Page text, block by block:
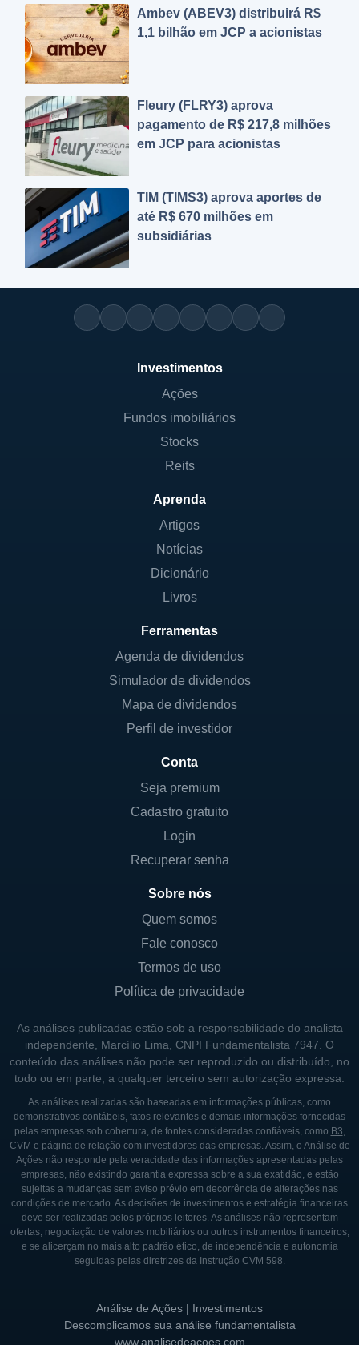
Ambev (ABEV3) distribuirá R$
1,1 bilhão em JCP a acionistas
Fleury (FLRY3) aprova
pagamento de R$ 217,8 milhões
em JCP para acionistas
TIM (TIMS3) aprova aportes de
até R$ 670 milhões em
subsidiárias
Investimentos
Ações
Fundos imobiliários
Stocks
Reits
Aprenda
Artigos
Notícias
Dicionário
Livros
Ferramentas
Agenda de dividendos
Simulador de dividendos
Mapa de dividendos
Perfil de investidor
Conta
Seja premium
Cadastro gratuito
Login
Recuperar senha
Sobre nós
Quem somos
Fale conosco
Termos de uso
Política de privacidade
As análises publicadas estão sob a responsabilidade do analista
independente, Marcílio Lima, CNPI Fundamentalista 7947. O
conteúdo das análises não pode ser reproduzido ou distribuído, no
todo ou em parte, a qualquer terceiro sem autorização expressa.
As análises realizadas são baseadas em informações públicas, como
demonstrativos contábeis, fatos relevantes e demais informações fornecidas
pelas empresas sob cobertura, de fontes consideradas confiáveis, como B3,
CVM e página de relação com investidores das empresas. Assim, o Análise de
Ações não responde pela veracidade das informações apresentadas pelas
empresas, não existindo garantia expressa sobre a sua exatidão, e estão
sujeitas a mudanças sem aviso prévio em decorrência de alterações nas
condições de mercado. As decisões de investimentos e estratégia financeiras
deve ser realizadas pelos próprios leitores. As análises não representam
ofertas, negociação de valores mobiliários ou outros instrumentos financeiros,
e se alicerçam no mais alto padrão ético, de independência e autonomia
seguidas pelas diretrizes da Instrução CVM 598.
Análise de Ações | Investimentos
Descomplicamos sua análise fundamentalista
www.analisedeacoes.com